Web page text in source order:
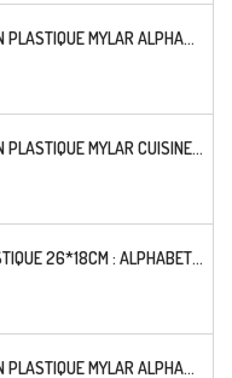
POCHOIR A4 EN PLASTIQUE MYLAR ALPHABET LETTRE TYPO SEGOE 25 MM
POCHOIR A4 EN PLASTIQUE MYLAR CUISINE RECETTE ALPHABET LETTRE 15 MM
POCHOIR PLASTIQUE 26*18CM : ALPHABET (14)
POCHOIR A4 EN PLASTIQUE MYLAR ALPHABET LETTRE TYPO CHARLEMAGNE